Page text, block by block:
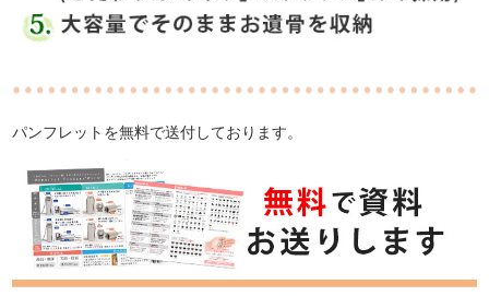
パンフレットを無料で送付しております。